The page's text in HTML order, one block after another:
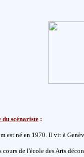
scénariste :
est né en 1970. Il vit à
de l'école des Arts